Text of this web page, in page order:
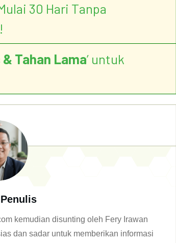
30 Hari Tanpa
& Tahan Lama’ untuk
kemudian disunting oleh Fery Irawan
dan sadar untuk memberikan informasi